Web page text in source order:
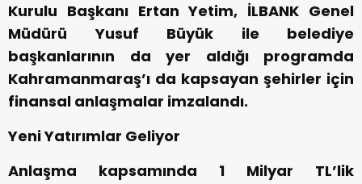
Kurulu Başkanı Ertan Yetim, İLBANK Genel
Müdürü Yusuf Büyük ile belediye
başkanlarının da yer aldığı programda
Kahramanmaraş’ı da kapsayan şehirler için
finansal anlaşmalar imzalandı.
Yeni Yatırımlar Geliyor
Anlaşma kapsamında 1 Milyar TL’lik